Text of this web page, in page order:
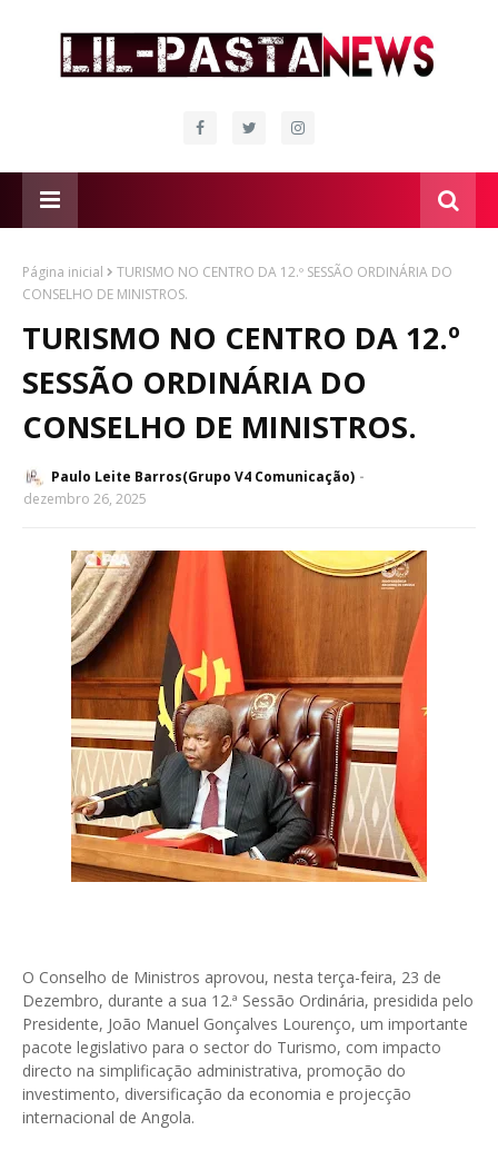
Página inicial
TURISMO NO CENTRO DA 12.º SESSÃO ORDINÁRIA DO
CONSELHO DE MINISTROS.
TURISMO NO CENTRO DA 12.º
SESSÃO ORDINÁRIA DO
CONSELHO DE MINISTROS.
Paulo Leite Barros(Grupo V4 Comunicação)
dezembro 26, 2025
O Conselho de Ministros aprovou, nesta terça-feira, 23 de
Dezembro, durante a sua 12.ª Sessão Ordinária, presidida pelo
Presidente, João Manuel Gonçalves Lourenço, um importante
pacote legislativo para o sector do Turismo, com impacto
directo na simplificação administrativa, promoção do
investimento, diversificação da economia e projecção
internacional de Angola.